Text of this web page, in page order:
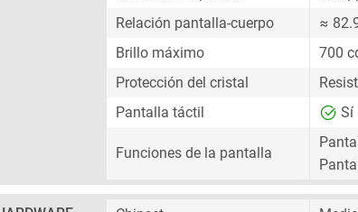
Relación pantalla-cuerpo
≈
Brillo máximo
700
Protección del cristal
Pantalla táctil
Sí
Funciones de la pantalla